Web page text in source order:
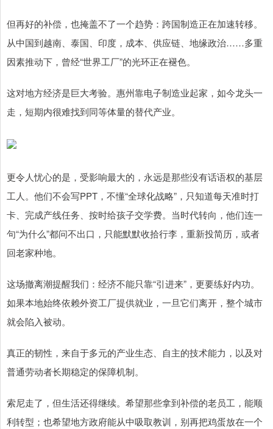
但再好的补偿，也掩盖不了一个趋势：跨国制造正在加速转移。
从中国到越南、泰国、印度，成本、供应链、地缘政治……多重
因素推动下，曾经“世界工厂”的光环正在褪色。
这对地方经济是巨大考验。惠州靠电子制造业起家，如今龙头一
走，短期内很难找到同等体量的替代产业。
更令人忧心的是，受影响最大的，永远是那些没有话语权的基层
工人。他们不会写PPT，不懂“全球化战略”，只知道每天准时打
卡、完成产线任务、按时给孩子交学费。当时代转向，他们连一
句“为什么”都问不出口，只能默默收拾行李，重新投简历，或者
回老家种地。
这场撤离潮提醒我们：经济不能只靠“引进来”，更要练好内功。
如果本地始终依赖外资工厂提供就业，一旦它们离开，整个城市
就会陷入被动。
真正的韧性，来自于多元的产业生态、自主的技术能力，以及对
普通劳动者长期稳定的保障机制。
索尼走了，但生活还得继续。希望那些拿到补偿的老员工，能顺
利转型；也希望地方政府能从中吸取教训，别再把鸡蛋放在一个